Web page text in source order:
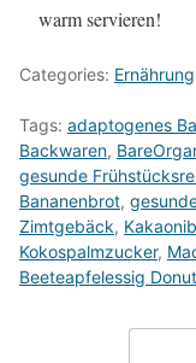
warm servieren!
Categories: Ernährung
Tags: adaptogenes
Backwaren,
gesunde
Bananenbrot,
Zimtgebäck,
Kokospalmzucker,
Beeteapfelessig